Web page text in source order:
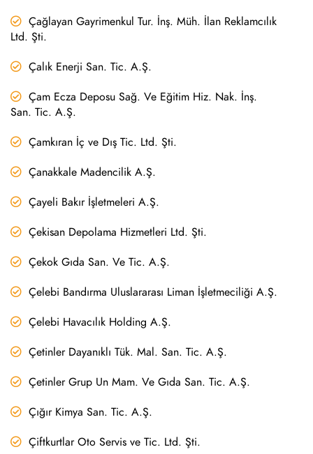
Çağlayan Gayrimenkul Tur. İnş. Müh. İlan Reklamcılık
Ltd. Şti.
Çalık Enerji San. Tic. A.Ş.
Çam Ecza Deposu Sağ. Ve Eğitim Hiz. Nak. İnş.
San. Tic. A.Ş.
Çamkıran İç ve Dış Tic. Ltd. Şti.
Çanakkale Madencilik A.Ş.
Çayeli Bakır İşletmeleri A.Ş.
Çekisan Depolama Hizmetleri Ltd. Şti.
Çekok Gıda San. Ve Tic. A.Ş.
Çelebi Bandırma Uluslararası Liman İşletmeciliği A.Ş.
Çelebi Havacılık Holding A.Ş.
Çetinler Dayanıklı Tük. Mal. San. Tic. A.Ş.
Çetinler Grup Un Mam. Ve Gıda San. Tic. A.Ş.
Çığır Kimya San. Tic. A.Ş.
Çiftkurtlar Oto Servis ve Tic. Ltd. Şti.